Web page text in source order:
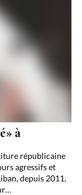
à
républicaine
agressifs et
depuis 2011,